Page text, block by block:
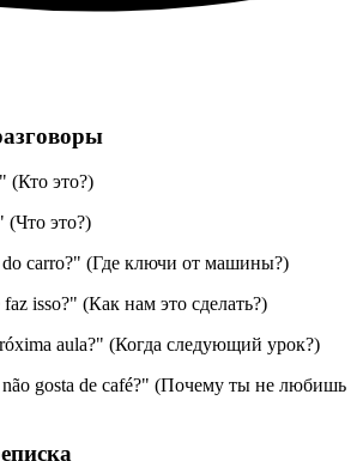
(Кто это?)
(Что это?)
do carro?" (Где ключи от машины?)
faz isso?" (Как нам это сделать?)
aula?" (Когда следующий урок?)
não gosta de café?" (Почему ты не любишь